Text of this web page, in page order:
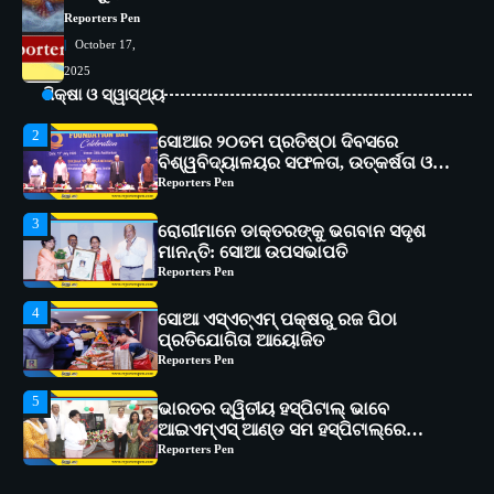
Reporters Pen
October 17,
2025
ଶିକ୍ଷା ଓ ସ୍ୱାସ୍ଥ୍ୟ
2
ବିଶ୍ୱବିଦ୍ୟାଳୟର ସଫଳତା, ଉତ୍କର୍ଷତା ଓ
ଅଗ୍ରଗତିର ସ୍ମୃତିଚାରଣ
Reporters Pen
3
ରୋଗୀମାନେ ଡାକ୍ତରଙ୍କୁ ଭଗବାନ ସଦୃଶ
ମାନନ୍ତି: ସୋଆ ଉପସଭାପତି
Reporters Pen
4
ସୋଆ ଏସ୍‌ଏଚ୍‌ଏମ୍ ପକ୍ଷରୁ ରଜ ପିଠା
ପ୍ରତିଯୋଗିତା ଆୟୋଜିତ
Reporters Pen
5
ଭାରତର ଦ୍ୱିତୀୟ ହସ୍ପିଟାଲ୍ ଭାବେ
ଆଇଏମ୍‌ଏସ୍ ଆଣ୍ଡ ସମ ହସ୍ପିଟାଲ୍‌ରେ
ଅତ୍ୟାଧୁନିକ ଡିଜିସ୍କାନର ସ୍ଥାପନ
Reporters Pen
1
ସୋଆ ପକ୍ଷରୁ ରାୱେ କାର୍ଯ୍ୟକ୍ରମ ଅଧୀନରେ
୧୧ଟି ଗ୍ରାମରେ ୧୬ଟି କୃଷକ ପ୍ରଶିକ୍ଷଣ
କାର୍ଯ୍ୟକ୍ରମ ଆୟୋଜିତ
Reporters Pen